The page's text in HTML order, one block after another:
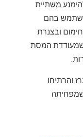
משתיית
בהם
ובצנרת
המסת
והרתיחו
שמפחיתה